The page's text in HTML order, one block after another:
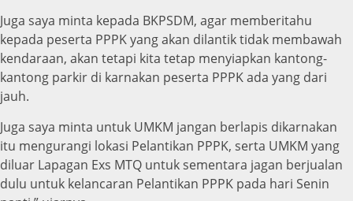
Juga saya minta kepada BKPSDM, agar memberitahu
kepada peserta PPPK yang akan dilantik tidak membawah
kendaraan, akan tetapi kita tetap menyiapkan kantong-
kantong parkir di karnakan peserta PPPK ada yang dari
jauh.
Juga saya minta untuk UMKM jangan berlapis dikarnakan
itu mengurangi lokasi Pelantikan PPPK, serta UMKM yang
diluar Lapagan Exs MTQ untuk sementara jagan berjualan
dulu untuk kelancaran Pelantikan PPPK pada hari Senin